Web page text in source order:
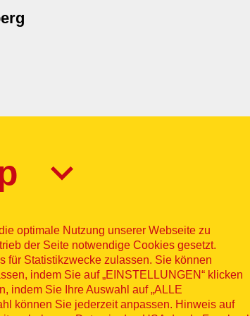
optimale Nutzung unserer Webseite zu
der Seite notwendige Cookies gesetzt.
für Statistikzwecke zulassen. Sie können
indem Sie auf „EINSTELLUNGEN“ klicken
indem Sie Ihre Auswahl auf „ALLE
können Sie jederzeit anpassen. Hinweis auf
Impressum Datenschutz